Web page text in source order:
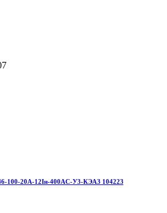
100-20А-12Iн-400AC-У3-КЭАЗ 104223